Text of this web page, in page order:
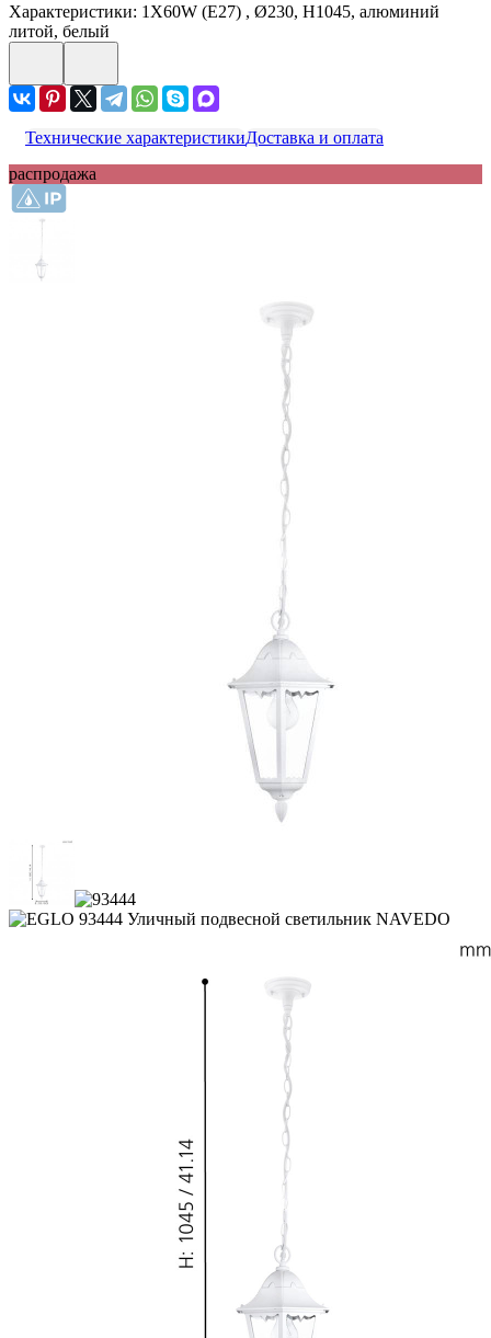
Характеристики: 1X60W (E27) , Ø230, H1045, алюминий
литой, белый
Технические характеристикиДоставка и оплата
распродажа